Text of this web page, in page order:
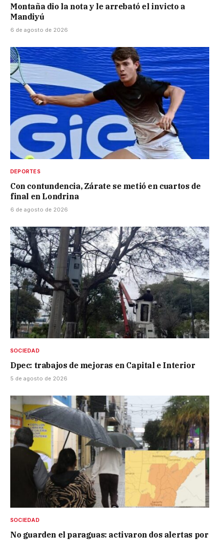
Montaña dio la nota y le arrebató el invicto a
Mandiyú
6 de agosto de 2026
DEPORTES
Con contundencia, Zárate se metió en cuartos de
final en Londrina
6 de agosto de 2026
SOCIEDAD
Dpec: trabajos de mejoras en Capital e Interior
5 de agosto de 2026
SOCIEDAD
No guarden el paraguas: activaron dos alertas por